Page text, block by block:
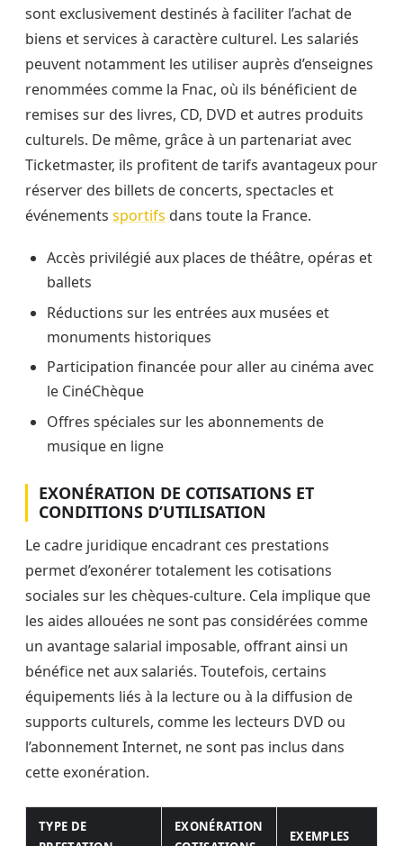
sont exclusivement destinés à faciliter l’achat de
biens et services à caractère culturel. Les salariés
peuvent notamment les utiliser auprès d’enseignes
renommées comme la Fnac, où ils bénéficient de
remises sur des livres, CD, DVD et autres produits
culturels. De même, grâce à un partenariat avec
Ticketmaster, ils profitent de tarifs avantageux pour
réserver des billets de concerts, spectacles et
événements sportifs dans toute la France.
Accès privilégié aux places de théâtre, opéras et
ballets
Réductions sur les entrées aux musées et
monuments historiques
Participation financée pour aller au cinéma avec
le CinéChèque
Offres spéciales sur les abonnements de
musique en ligne
EXONÉRATION DE COTISATIONS ET
CONDITIONS D’UTILISATION
Le cadre juridique encadrant ces prestations
permet d’exonérer totalement les cotisations
sociales sur les chèques-culture. Cela implique que
les aides allouées ne sont pas considérées comme
un avantage salarial imposable, offrant ainsi un
bénéfice net aux salariés. Toutefois, certains
équipements liés à la lecture ou à la diffusion de
supports culturels, comme les lecteurs DVD ou
l’abonnement Internet, ne sont pas inclus dans
cette exonération.
TYPE DE
EXONÉRATION
EXEMPLES